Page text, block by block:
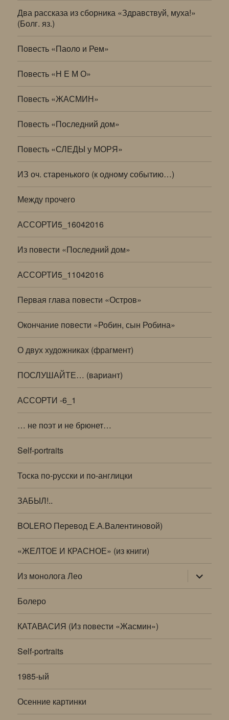
Два рассказа из сборника «Здравствуй, муха!»
(Болг. яз.)
Повесть «Паоло и Рем»
Повесть «Н Е М О»
Повесть «ЖАСМИН»
Повесть «Последний дом»
Повесть «СЛЕДЫ у МОРЯ»
ИЗ оч. старенького (к одному событию…)
Между прочего
АССОРТИ5_16042016
Из повести «Последний дом»
АССОРТИ5_11042016
Первая глава повести «Остров»
Окончание повести «Робин, сын Робина»
О двух художниках (фрагмент)
ПОСЛУШАЙТЕ… (вариант)
АССОРТИ -6_1
… не поэт и не брюнет…
Self-portraits
Тоска по-русски и по-англицки
ЗАБЫЛ!..
BOLERO Перевод Е.А.Валентиновой)
«ЖЕЛТОЕ И КРАСНОЕ» (из книги)
Из монолога Лео раскрыть
дочернее
меню
Болеро
КАТАВАСИЯ (Из повести «Жасмин»)
Self-portraits
1985-ый
Осенние картинки